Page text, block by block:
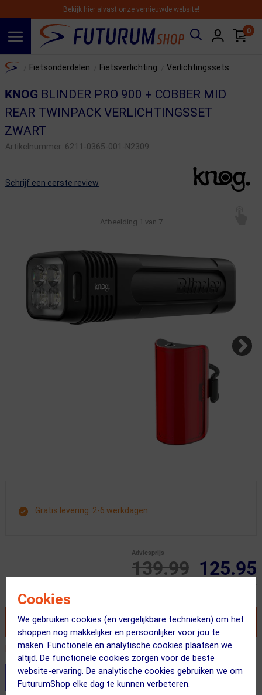
Cookies
We gebruiken cookies (en vergelijkbare technieken) om het
shoppen nog makkelijker en persoonlijker voor jou te
maken. Functionele en analytische cookies plaatsen we
altijd. De functionele cookies zorgen voor de beste
website-ervaring. De analytische cookies gebruiken we om
FuturumShop elke dag te kunnen verbeteren.
Bekijk hier alvast onze vernieuwde website!
0
Home Fietsonderdelen Fietsverlichting Verlichtingssets
KNOG BLINDER PRO 900 + COBBER MID
REAR TWINPACK VERLICHTINGSSET
ZWART
Artikelnummer: 6211-0365-001-N2309
Schrijf een eerste review
Afbeelding 1 van 7
Gratis levering: 2-6 werkdagen
139.99
Adviesprijs
125.95
VOEG TOE AAN WINKELWAGEN
Recent besteld door 2 klanten! Bestel ook snel!
Stel je productvragen aan onze AI assistent